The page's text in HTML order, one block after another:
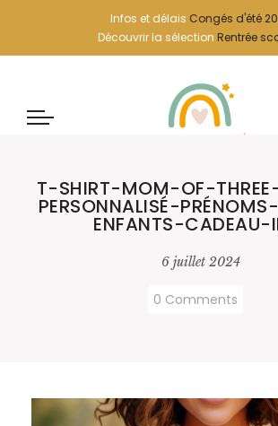
Infos et délais Congés d'été
Découvrir la sélection Rentrée
T-SHIRT-MOM-OF-
PERSONNALISÉ-
ENFANTS-CADEAU-
6 juillet 2024
0 Comments